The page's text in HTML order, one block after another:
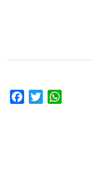
Facebook
Twitter